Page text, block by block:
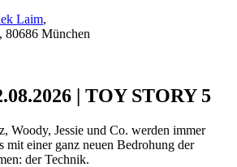
Laim,
80686 München
| TOY STORY 5
Woody, Jessie und Co. werden immer
mit einer ganz neuen Bedrohung der
der Technik.